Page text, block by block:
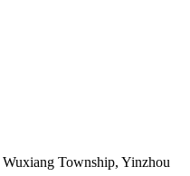
Township, Yinzhou